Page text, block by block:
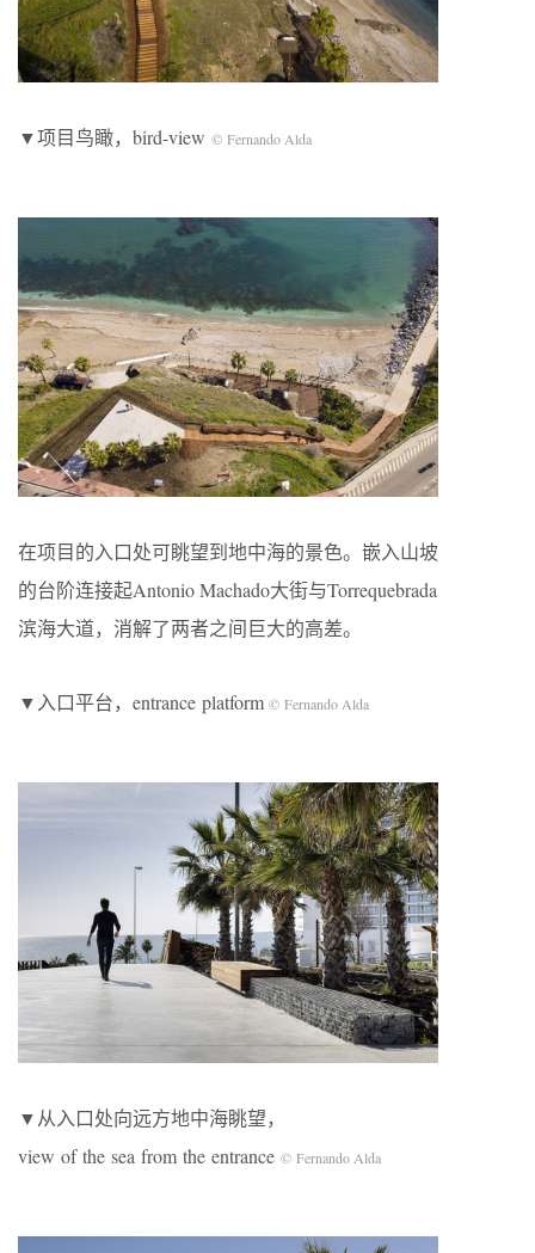
▼项目鸟瞰，bird-view © Fernando Alda
在项目的入口处可眺望到地中海的景色。嵌入山坡
的台阶连接起Antonio Machado大街与Torrequebrada
滨海大道，消解了两者之间巨大的高差。
▼入口平台，entrance platform © Fernando Alda
▼从入口处向远方地中海眺望，
view of the sea from the entrance © Fernando Alda